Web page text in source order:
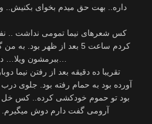
داره.. بهت حق میدم بخوای
کس شعرهای نیما تمومی نداشت ..
کردم ساعت 5 بعد از ظهر
تقریبا ده دقیقه بعد از رفتن نیما
آورده بود به حمام رفته بود. جلوی
بود تو حموم خودکشی کرده.. کس خل
آرومی گفت دارم دوش